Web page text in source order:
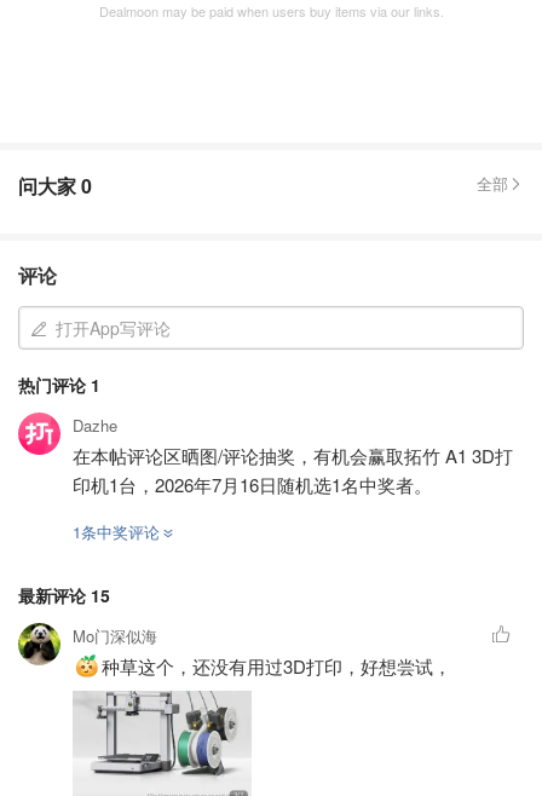
Dealmoon may be paid when users buy items via our links.
问大家0 全部
评论
打开App写评论
热门评论 1
Dazhe
在本帖评论区晒图/评论抽奖，有机会赢取拓竹 A1 3D打
印机1台，2026年7月16日随机选1名中奖者。
1条中奖评论
最新评论 15
Mo门深似海
种草这个，还没有用过3D打印，好想尝试，